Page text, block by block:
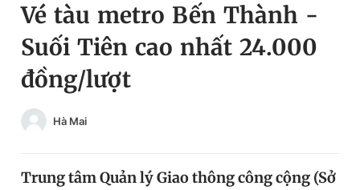
Chuyên mục
Chuyên mục khác
Chào ngày mới
Đổi mật khẩu
Tin đã lưu
Tin đã xem
Vé tàu metro Bến Thành -
Suối Tiên cao nhất 24.000
đồng/lượt
Hà Mai
Trung tâm Quản lý Giao thông công cộng (Sở